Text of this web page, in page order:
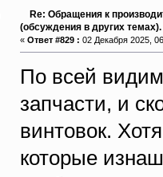
Re: Обращения к
(обсуждения в других темах).
« Ответ #829 : 02 Декабря 2025,
По всей
запчасти, и
винтовок.
которые